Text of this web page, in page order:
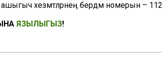
ашыгыч хезмәтләрнең бердәм номерын
ЯЗЫЛЫГЫЗ!